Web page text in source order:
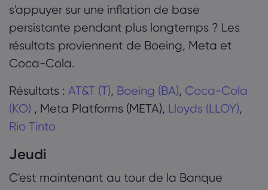
s'appuyer sur une inflation de base
persistante pendant plus longtemps ? Les
résultats proviennent de Boeing, Meta et
Coca-Cola.
Résultats : AT&T (T), Boeing (BA), Coca-Cola
(KO) , Meta Platforms (META), Lloyds (LLOY),
Rio Tinto
Jeudi
C'est maintenant au tour de la Banque